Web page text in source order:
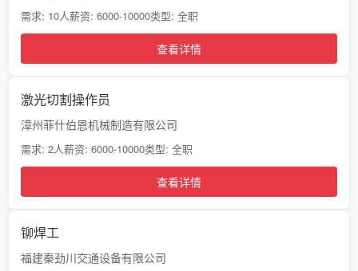
需求: 10人薪资: 6000-10000类型: 全职
查看详情
激光切割操作员
漳州菲什伯恩机械制造有限公司
需求: 2人薪资: 6000-10000类型: 全职
查看详情
铆焊工
福建秦劲川交通设备有限公司